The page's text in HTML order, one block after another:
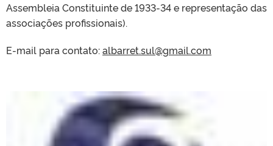
Assembleia Constituinte de 1933-34 e representação das
associações profissionais).
E-mail para contato:albarret.sul@gmail.com